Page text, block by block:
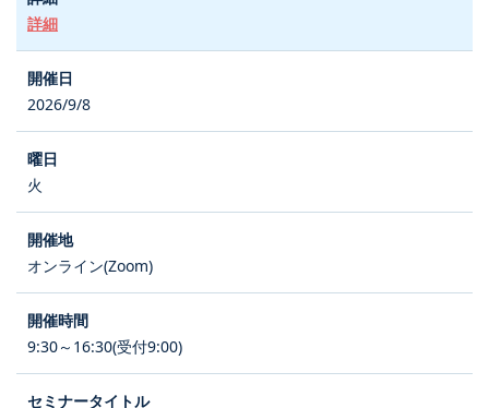
詳細
2026/9/8
火
オンライン(Zoom)
9:30～16:30(受付9:00)